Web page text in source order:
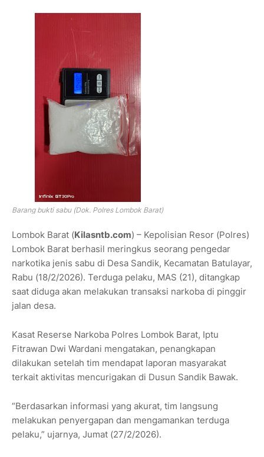
Barang bukti sabu (Dok. Polres Lombok Barat)
Lombok Barat (Kilasntb.com) – Kepolisian Resor (Polres)
Lombok Barat berhasil meringkus seorang pengedar
narkotika jenis sabu di Desa Sandik, Kecamatan Batulayar,
Rabu (18/2/2026). Terduga pelaku, MAS (21), ditangkap
saat diduga akan melakukan transaksi narkoba di pinggir
jalan desa.
Kasat Reserse Narkoba Polres Lombok Barat, Iptu
Fitrawan Dwi Wardani mengatakan, penangkapan
dilakukan setelah tim mendapat laporan masyarakat
terkait aktivitas mencurigakan di Dusun Sandik Bawak.
“Berdasarkan informasi yang akurat, tim langsung
melakukan penyergapan dan mengamankan terduga
pelaku,” ujarnya, Jumat (27/2/2026).